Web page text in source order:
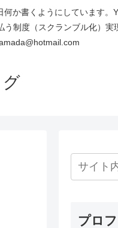
か書くようにしています。
制度（スクランブル化）
プロ